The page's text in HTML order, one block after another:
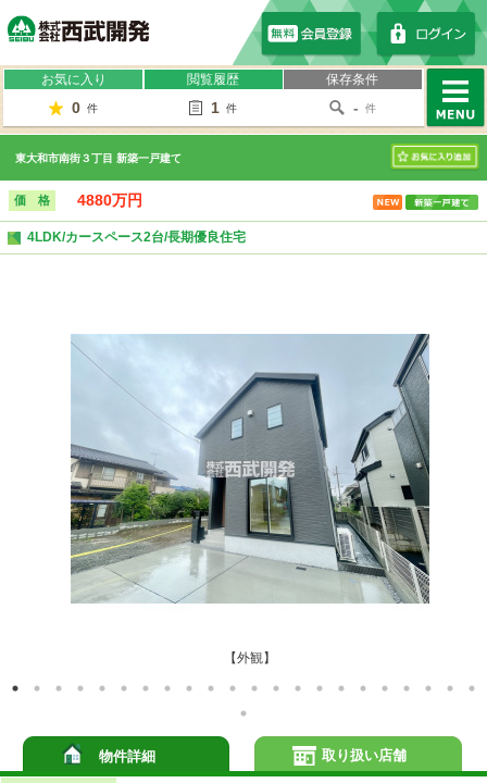
お気に入り
0 件
閲覧履歴
1 件
保存条件
- 件
MENU
東大和市南街３丁目 新築一戸建て
お気に入り
価 格 4880万円
4LDK/カースペース2台/長期優良住宅
【外観】
物件詳細 取り扱い店舗